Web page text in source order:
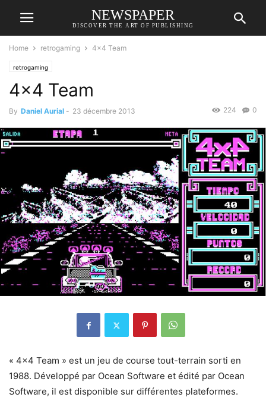
NEWSPAPER
DISCOVER THE ART OF PUBLISHING
Home retrogaming 4×4 Team
retrogaming
4×4 Team
By Daniel Aurial - 23 décembre 2013 0
224
« 4×4 Team » est un jeu de course tout-terrain sorti en
1988. Développé par Ocean Software et édité par Ocean
Software, il est disponible sur différentes plateformes.